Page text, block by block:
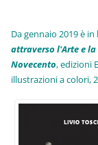
Da gennaio 2019 è
attraverso l'Arte e
Novecento, edizioni
illustrazioni a colori,